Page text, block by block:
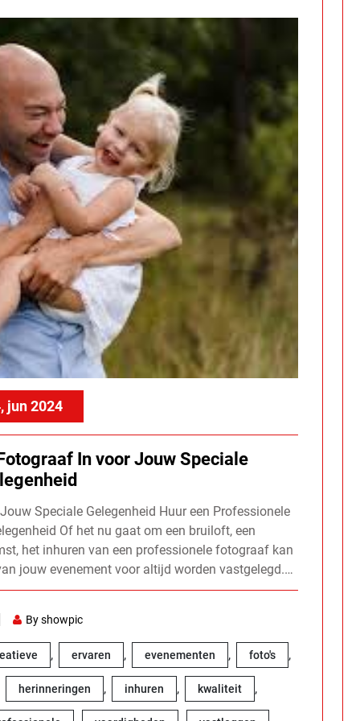
jun 2024
In voor Jouw Speciale
Speciale Gelegenheid Huur een Professionele
Of het nu gaat om een bruiloft, een
het inhuren van een professionele fotograaf kan
jouw evenement voor altijd worden vastgelegd.…
By showpic
, ervaren , evenementen , foto's ,
herinneringen , inhuren , kwaliteit ,